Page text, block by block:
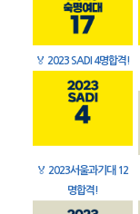
🏅 2023 SADI 4명합격!
🏅 2023서울과기대 12
명합격!